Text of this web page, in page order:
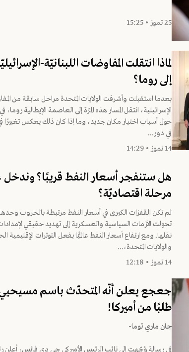
25 تموز • 15:25
لماذا انتقلت المفاوضات اللبنانيّة-
إلى روما؟
بعدما استقبلت وأشرفت الولايات المتحدة مراحل سابقة من
الإسرائيلية، انتقل المسار هذه المرّة إلى العاصمة الإيطالية
حول أسباب اختيار مكان جديد، وما إذا كان ذلك يعكس تغييرًا
في دور...
14 تموز • 14:29
هل ستنفجر أسعار النفط قريبًا؟ وندخل
مرحلة اقتصاديّة؟
لم تكن القفزات الكبرى في أسعار النفط مرتبطة بالحروب
تحولت الأزمات السياسية والعسكرية إلى تهديد حقيقي
نقلها. ومع ارتفاع أسعار النفط عالميًّا بفعل التوترات الإقليمية
والولايات المتحدة،...
14 تموز • 12:18
جعجع يعلن أنّه المتحدّث باسم
طلبًا من أميركا!
جان ماري توما-
في رسالة وُجّهت إلى نائب الرئيس الأميركي جي دي فانس،